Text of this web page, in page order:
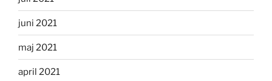
juni 2021
maj 2021
april 2021